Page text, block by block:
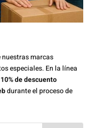
marcas
especiales. En la línea
10% de descuento
durante el proceso de